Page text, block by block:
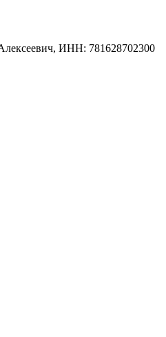
ИНН: 781628702300